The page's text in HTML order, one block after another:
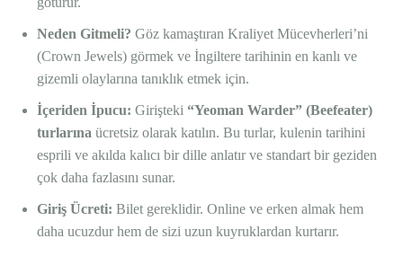
Neden Gitmeli? Göz kamaştıran Kraliyet Mücevherleri’ni
(Crown Jewels) görmek ve İngiltere tarihinin en kanlı ve
gizemli olaylarına tanıklık etmek için.
İçeriden İpucu: Girişteki “Yeoman Warder” (Beefeater)
turlarına ücretsiz olarak katılın. Bu turlar, kulenin tarihini
esprili ve akılda kalıcı bir dille anlatır ve standart bir geziden
çok daha fazlasını sunar.
Giriş Ücreti: Bilet gereklidir. Online ve erken almak hem
daha ucuzdur hem de sizi uzun kuyruklardan kurtarır.